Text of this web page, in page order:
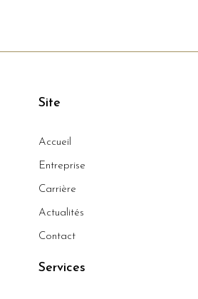
Site
Accueil
Entreprise
Carrière
Actualités
Contact
Services